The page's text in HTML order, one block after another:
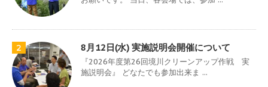
2 8月12日(水) 実施説明会開催について
『2026年度第26回境川クリーンアップ作戦 実
施説明会』 どなたでも参加出来ま ...